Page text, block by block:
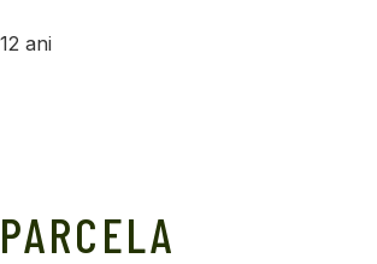
12 ani
PARCELA